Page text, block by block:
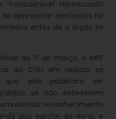
repercussão
de apresentar denúncias na
antes de o órgão se
de 1º de março, o MPF
da CGU em realizar os
que eles poderiam ser
se não estivessem
reconhecimento
que parcial, do dano; e